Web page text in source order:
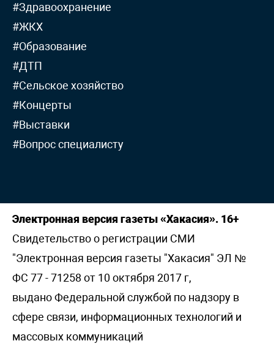
#Здравоохранение
#ЖКХ
#Образование
#ДТП
#Сельское хозяйство
#Концерты
#Выставки
#Вопрос специалисту
Электронная версия газеты «Хакасия». 16+
Свидетельство о регистрации СМИ
"Электронная версия газеты "Хакасия" ЭЛ №
ФС 77 - 71258 от 10 октября 2017 г,
выдано Федеральной службой по надзору в
сфере связи, информационных технологий и
массовых коммуникаций